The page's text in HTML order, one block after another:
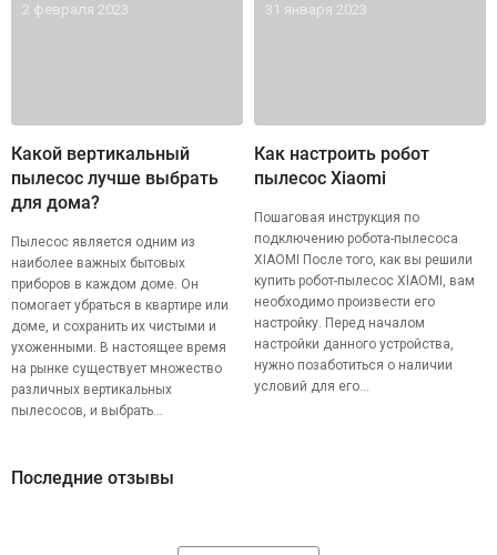
2 февраля 2023
Какой вертикальный
пылесос лучше выбрать
для дома?
Пылесос является одним из
наиболее важных бытовых
приборов в каждом доме. Он
помогает убраться в квартире или
доме, и сохранить их чистыми и
ухоженными. В настоящее время
на рынке существует множество
различных вертикальных
пылесосов, и выбрать...
31 января 2023
Как настроить робот
пылесос Xiaomi
Пошаговая инструкция по
подключению робота-пылесоса
XIAOMI После того, как вы решили
купить робот-пылесос XIAOMI, вам
необходимо произвести его
настройку. Перед началом
настройки данного устройства,
нужно позаботиться о наличии
условий для его...
Последние отзывы